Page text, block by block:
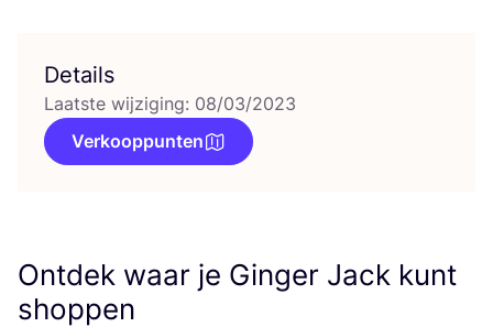
Details
Laatste wijziging: 08/03/2023
Verkooppunten
Ontdek waar je Ginger Jack kunt
shoppen